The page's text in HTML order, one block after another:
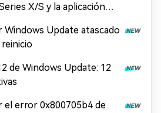
X/S y la aplicación
Windows Update atascado
de Windows Update: 12
el error 0x800705b4 de